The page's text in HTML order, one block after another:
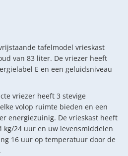
tafelmodel vrieskast
van 83 liter. De vriezer heeft
E en een geluidsniveau
vriezer heeft 3 stevige
volop ruimte bieden en een
energiezuinig. De vrieskast heeft
kg/24 uur en uw levensmiddelen
16 uur op temperatuur door de